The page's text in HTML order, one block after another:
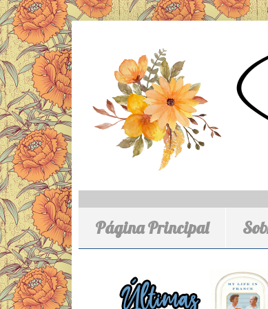
Página Principal